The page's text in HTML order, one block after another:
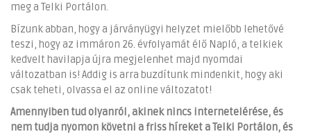
meg a Telki Portálon.
Bízunk abban, hogy a járványügyi helyzet mielőbb lehetővé
teszi, hogy az immáron 26. évfolyamát élő Napló, a telkiek
kedvelt havilapja újra megjelenhet majd nyomdai
változatban is! Addig is arra buzdítunk mindenkit, hogy aki
csak teheti, olvassa el az online változatot!
Amennyiben tud olyanról, akinek nincs internetelérése, és
nem tudja nyomon követni a friss híreket a Telki Portálon, és